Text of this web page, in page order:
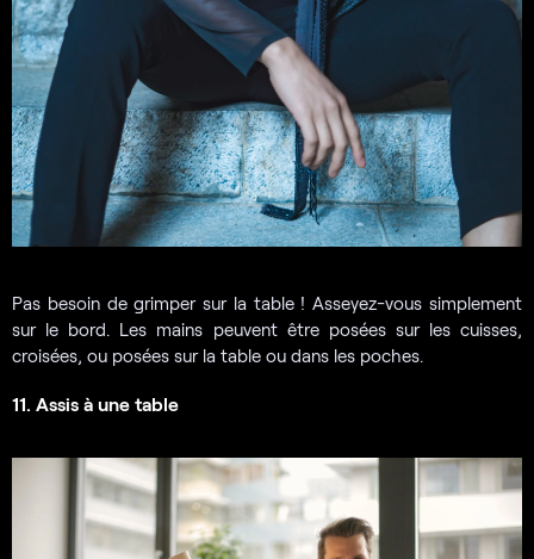
Pas besoin de grimper sur la table ! Asseyez-vous simplement
sur le bord. Les mains peuvent être posées sur les cuisses,
croisées, ou posées sur la table ou dans les poches.
11. Assis à une table